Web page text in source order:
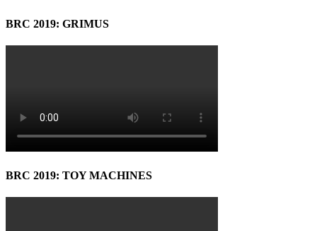
BRC 2019: GRIMUS
BRC 2019: TOY MACHINES